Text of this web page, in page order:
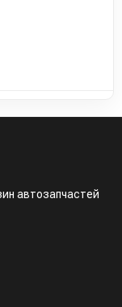
автозапчастей